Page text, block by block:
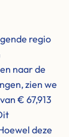
regio
naar de
zien we
€ 67,913
deze